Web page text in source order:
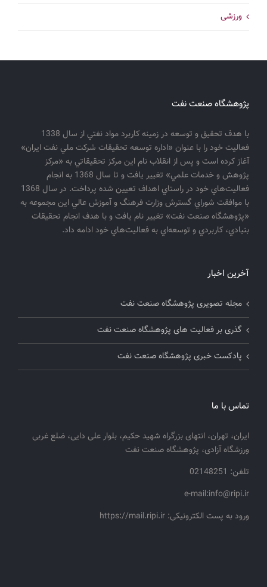
ورزشی
پژوهشگاه صنعت نفت
با هدف تحقيق و توسعه در زمينه كاربرد مواد نفتي از سال 1338
فعاليت خود را با عنوان «اداره توسعه تحقيقات شركت ملي نفت ايران»
آغاز كرده است و پس از انقلاب نام اين مركز تحقيقاتي به «مركز
پژوهش و خدمات علمي» تغيير يافت و تا سال 1368 به انجام
فعاليت‌هاي خود در راستاي اهداف تعيين شده پرداخت. در سال 1368
با موافقت شوراي گسترش وزارت فرهنگ و آموزش عالي اين مجموعه به
«پژوهشگاه صنعت نفت» تغيير نام يافت و با هدف انجام تحقيقات
بنيادي، كاربردي و توسعه‌اي به فعاليت‌هاي خود ادامه داد.
آخرین اخبار
مجله تصویری پژوهشگاه صنعت نفت
گذری بر فعالیت های پژوهشگاه صنعت نفت
پادکست خبری پژوهشگاه صنعت نفت
تماس با ما
ایران، تهران، انتهای بزرگراه شهید حکیم، بلوار علی دایی، ضلع غربی
ورزشگاه آزادی، پژوهشگاه صنعت نفت
تلفن: 02148251
e-mail:info@ripi.ir
ورود به پست الکترونیکی: https://mail.ripi.ir